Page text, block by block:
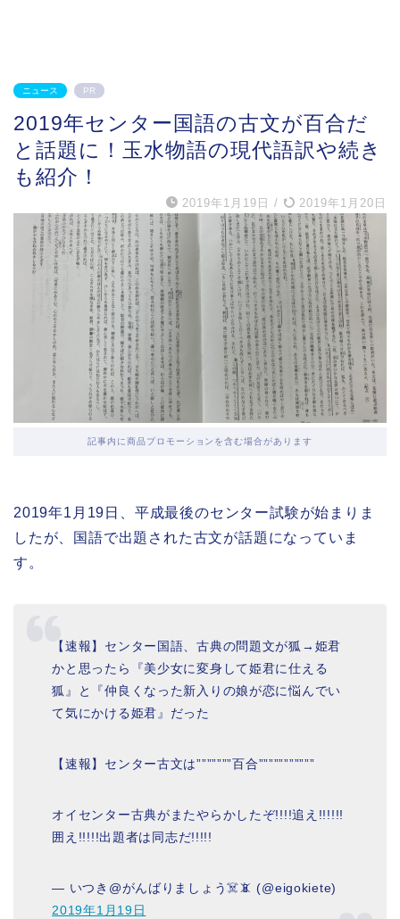
ニュース PR
2019年センター国語の古文が百合だ
と話題に！玉水物語の現代語訳や続き
も紹介！
2019年1月19日 / 2019年1月20日
記事内に商品プロモーションを含む場合があります
2019年1月19日、平成最後のセンター試験が始まりま
したが、国語で出題された古文が話題になっていま
す。
【速報】センター国語、古典の問題文が狐→姫君
かと思ったら『美少女に変身して姫君に仕える
狐』と『仲良くなった新入りの娘が恋に悩んでい
て気にかける姫君』だった
【速報】センター古文は”””””””百合”””””””””””
オイセンター古典がまたやらかしたぞ!!!!追え!!!!!!
囲え!!!!!出題者は同志だ!!!!!
— いつき@がんばりましょう☠️📵 (@eigokiete)
2019年1月19日